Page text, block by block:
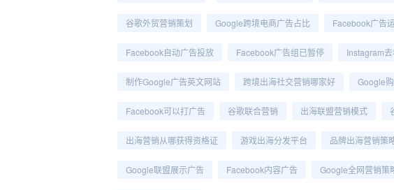
谷歌外贸营销策划 Google跨境电商广告占比 Facebook广告
Facebook自动广告投放 Facebook广告组已暂停 Instagram
制作Google广告英文网站 跨境出海社交营销哪家好 Google
Facebook可以打广告 谷歌联合营销 出海联盟营销模式
出海营销从哪获得资格证 游戏出海分发平台 品牌出海营销策
Google联盟展示广告 Facebook内容广告 Google全网营销策